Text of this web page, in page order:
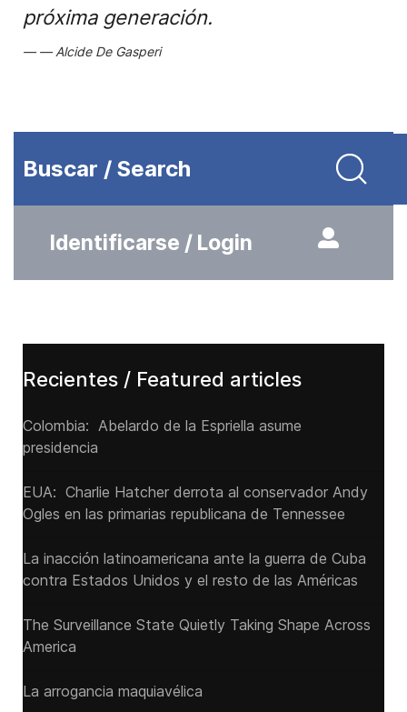
próxima generación.
Alcide De Gasperi
Buscar / Search
Identificarse / Login
Recientes / Featured articles
Colombia: Abelardo de la Espriella asume
presidencia
EUA: Charlie Hatcher derrota al conservador Andy
Ogles en las primarias republicana de Tennessee
La inacción latinoamericana ante la guerra de Cuba
contra Estados Unidos y el resto de las Américas
The Surveillance State Quietly Taking Shape Across
America
La arrogancia maquiavélica